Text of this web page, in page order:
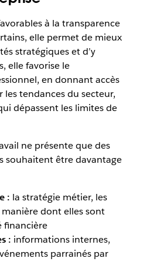
à la transparence
elle permet de mieux
stratégiques et d’y
elle favorise le
en donnant accès
tendances du secteur,
dépassent les limites de
ne présente que des
souhaitent être davantage
: la stratégie métier, les
dont elles sont
financière
: informations internes,
parrainés par